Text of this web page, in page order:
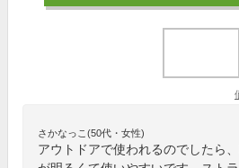
さかなっこ(50代・女性)
アウトドアで使われるのでしたら